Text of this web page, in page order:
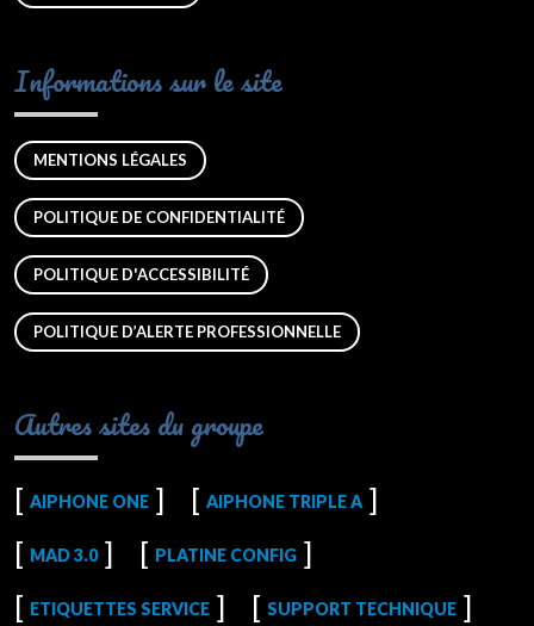
Informations sur le site
MENTIONS LÉGALES
POLITIQUE DE CONFIDENTIALITÉ
POLITIQUE D'ACCESSIBILITÉ
POLITIQUE D’ALERTE PROFESSIONNELLE
Autres sites du groupe
AIPHONE ONE AIPHONE TRIPLE A
MAD 3.0 PLATINE CONFIG
ETIQUETTES SERVICE SUPPORT TECHNIQUE